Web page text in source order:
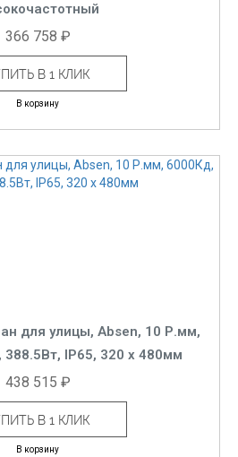
366 758 ₽
В 1 КЛИК
В корзину
для улицы, Absen, 10 Р.мм,
388.5Вт, IP65, 320 x 480мм
438 515 ₽
В 1 КЛИК
В корзину